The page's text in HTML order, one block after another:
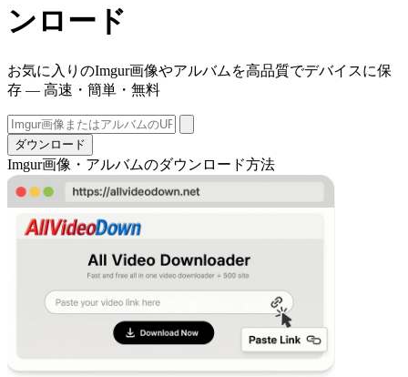
ンロード
お気に入りのImgur画像やアルバムを高品質でデバイスに保
存 — 高速・簡単・無料
ダウンロード
Imgur画像・アルバムのダウンロード方法